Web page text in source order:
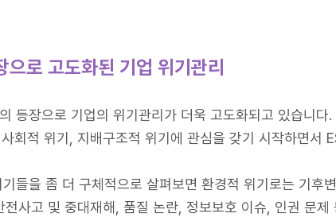
으로 고도화된 기업 위기관리
등장으로 기업의 위기관리가 더욱 고도화되고 있습니
회적 위기, 지배구조적 위기에 관심을 갖기 시작하면서
들을 좀 더 구체적으로 살펴보면 환경적 위기로는 기후
전사고 및 중대재해, 품질 논란, 정보보호 이슈, 인권 문